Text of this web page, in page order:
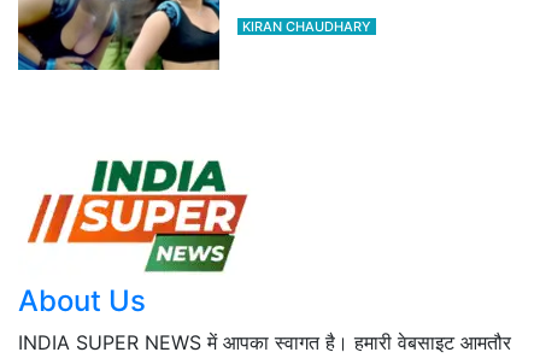
आप भी हो जाओगे बेकाबू
KIRAN CHAUDHARY
About Us
INDIA SUPER NEWS में आपका स्वागत है। हमारी वेबसाइट आमतौर